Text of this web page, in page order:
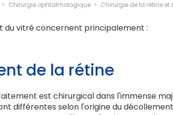
Chirurgie ophtalmologique Chirurgie de la rétine et
du vitré concernent principalement :
de la rétine
est chirurgical dans l'immense
différentes selon l'origine du